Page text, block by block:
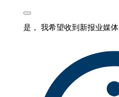
是， 我希望收到新报业媒体